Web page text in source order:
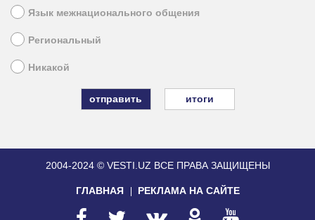
Язык межнационального общения
Региональный
Никакой
итоги
2004-2024 © VESTI.UZ ВСЕ ПРАВА ЗАЩИЩЕНЫ
ГЛАВНАЯ РЕКЛАМА НА САЙТЕ